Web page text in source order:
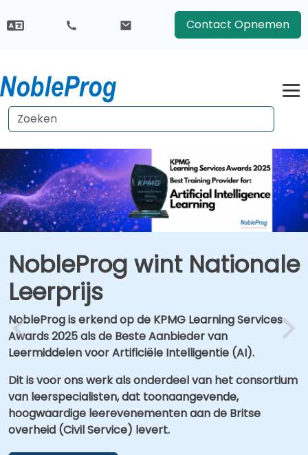
Contact Opnemen
NobleProg wint Nationale
Leerprijs
NobleProg is erkend op de KPMG Learning Services
Awards 2025 als de Beste Aanbieder van
Leermiddelen voor Artificiële Intelligentie (AI).
Dit is voor ons werk als onderdeel van het consortium
van leerspecialisten, dat toonaangevende,
hoogwaardige leerevenementen aan de Britse
overheid (Civil Service) levert.